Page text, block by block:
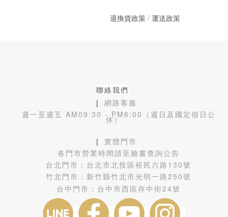
退換貨政策/ 運送政策
聯絡我們
❙ 網路客服
週一至週五 AM09:30 - PM6:00（週日及國定假日公
休）
❙ 實體門市
各門市營業時間請至臉書查詢公告
台北門市： 台北市北投區裕民六路130號
竹北門市： 新竹縣竹北市光明一路250號
台中門市： 台中市西區存中街24號